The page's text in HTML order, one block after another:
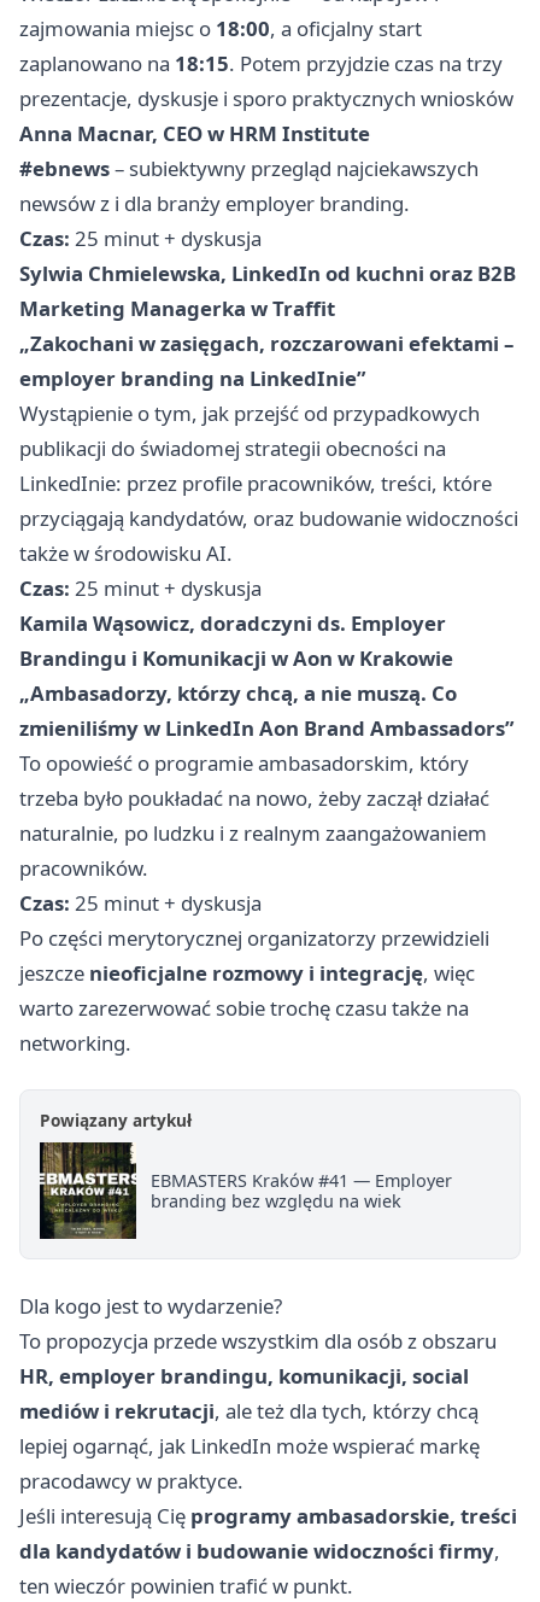
zajmowania miejsc o 18:00, a oficjalny start
zaplanowano na 18:15. Potem przyjdzie czas na trzy
prezentacje, dyskusje i sporo praktycznych wniosków
Anna Macnar, CEO w HRM Institute
#ebnews– subiektywny przegląd najciekawszych
newsów z i dla branży employer branding.
Czas: 25 minut + dyskusja
Sylwia Chmielewska, LinkedIn od kuchni oraz B2B
Marketing Managerka w Traffit
„Zakochani w zasięgach, rozczarowani efektami –
employer branding na LinkedInie”
Wystąpienie o tym, jak przejść od przypadkowych
publikacji do świadomej strategii obecności na
LinkedInie: przez profile pracowników, treści, które
przyciągają kandydatów, oraz budowanie widoczności
także w środowisku AI.
Czas: 25 minut + dyskusja
Kamila Wąsowicz, doradczyni ds. Employer
Brandingu i Komunikacji w Aon w Krakowie
„Ambasadorzy, którzy chcą, a nie muszą. Co
zmieniliśmy w LinkedIn Aon Brand Ambassadors”
To opowieść o programie ambasadorskim, który
trzeba było poukładać na nowo, żeby zaczął działać
naturalnie, po ludzku i z realnym zaangażowaniem
pracowników.
Czas: 25 minut + dyskusja
Po części merytorycznej organizatorzy przewidzieli
jeszcze nieoficjalne rozmowy i integrację, więc
warto zarezerwować sobie trochę czasu także na
networking.
Powiązany artykuł
EBMASTERS Kraków #41 — Employer
branding bez względu na wiek
Dla kogo jest to wydarzenie?
To propozycja przede wszystkim dla osób z obszaru
HR, employer brandingu, komunikacji, social
mediów i rekrutacji, ale też dla tych, którzy chcą
lepiej ogarnąć, jak LinkedIn może wspierać markę
pracodawcy w praktyce.
Jeśli interesują Cię programy ambasadorskie, treści
dla kandydatów i budowanie widoczności firmy,
ten wieczór powinien trafić w punkt.